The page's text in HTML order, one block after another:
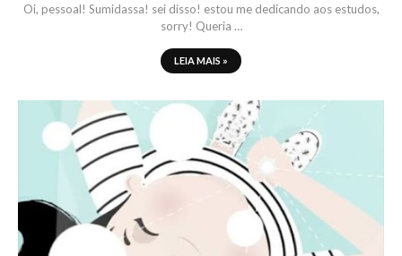
Oi, pessoal! Sumidassa! sei disso! estou me dedicando aos estudos,
sorry! Queria …
LEIA MAIS »